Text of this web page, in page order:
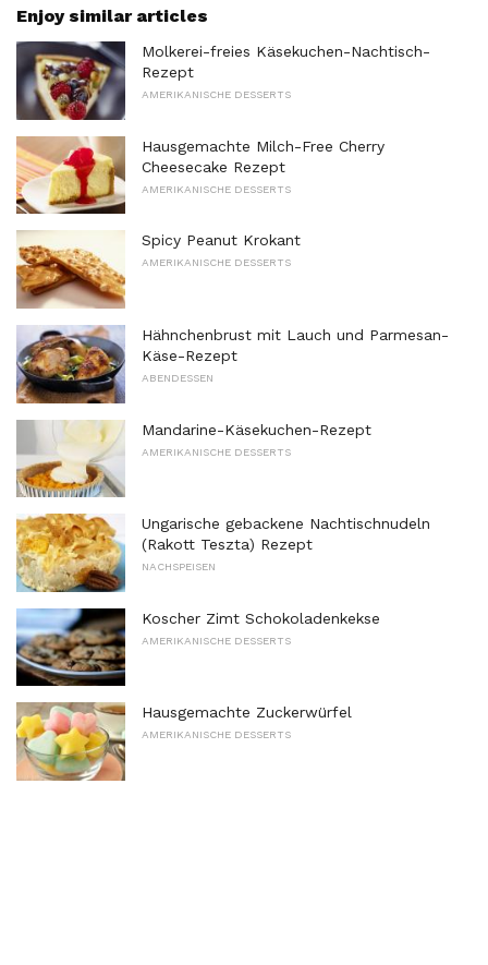
Enjoy similar articles
Molkerei-freies Käsekuchen-Nachtisch-
Rezept
AMERIKANISCHE DESSERTS
Hausgemachte Milch-Free Cherry
Cheesecake Rezept
AMERIKANISCHE DESSERTS
Spicy Peanut Krokant
AMERIKANISCHE DESSERTS
Hähnchenbrust mit Lauch und Parmesan-
Käse-Rezept
ABENDESSEN
Mandarine-Käsekuchen-Rezept
AMERIKANISCHE DESSERTS
Ungarische gebackene Nachtischnudeln
(Rakott Teszta) Rezept
NACHSPEISEN
Koscher Zimt Schokoladenkekse
AMERIKANISCHE DESSERTS
Hausgemachte Zuckerwürfel
AMERIKANISCHE DESSERTS